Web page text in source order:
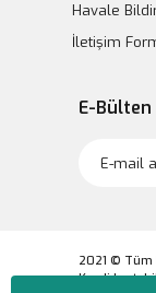
Havale
İletişim
E-Bülten
2021 © Tüm
Kredi kartı